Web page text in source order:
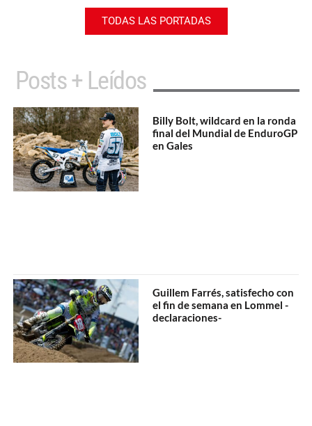
TODAS LAS PORTADAS
Posts + Leídos
Billy Bolt, wildcard en la ronda
final del Mundial de EnduroGP
en Gales
Guillem Farrés, satisfecho con
el fin de semana en Lommel -
declaraciones-